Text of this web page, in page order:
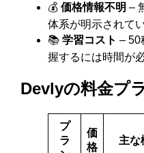
💰価格情報不明 –
体系が明示されて
📚学習コスト – 50
握するには時間が
Devlyの料金プ
プ
ラ
価
格
主な